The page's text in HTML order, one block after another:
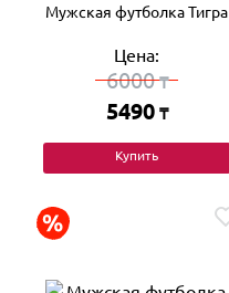
Мужская футболка Тигра
Цена:
6000₸
5490 ₸
Купить